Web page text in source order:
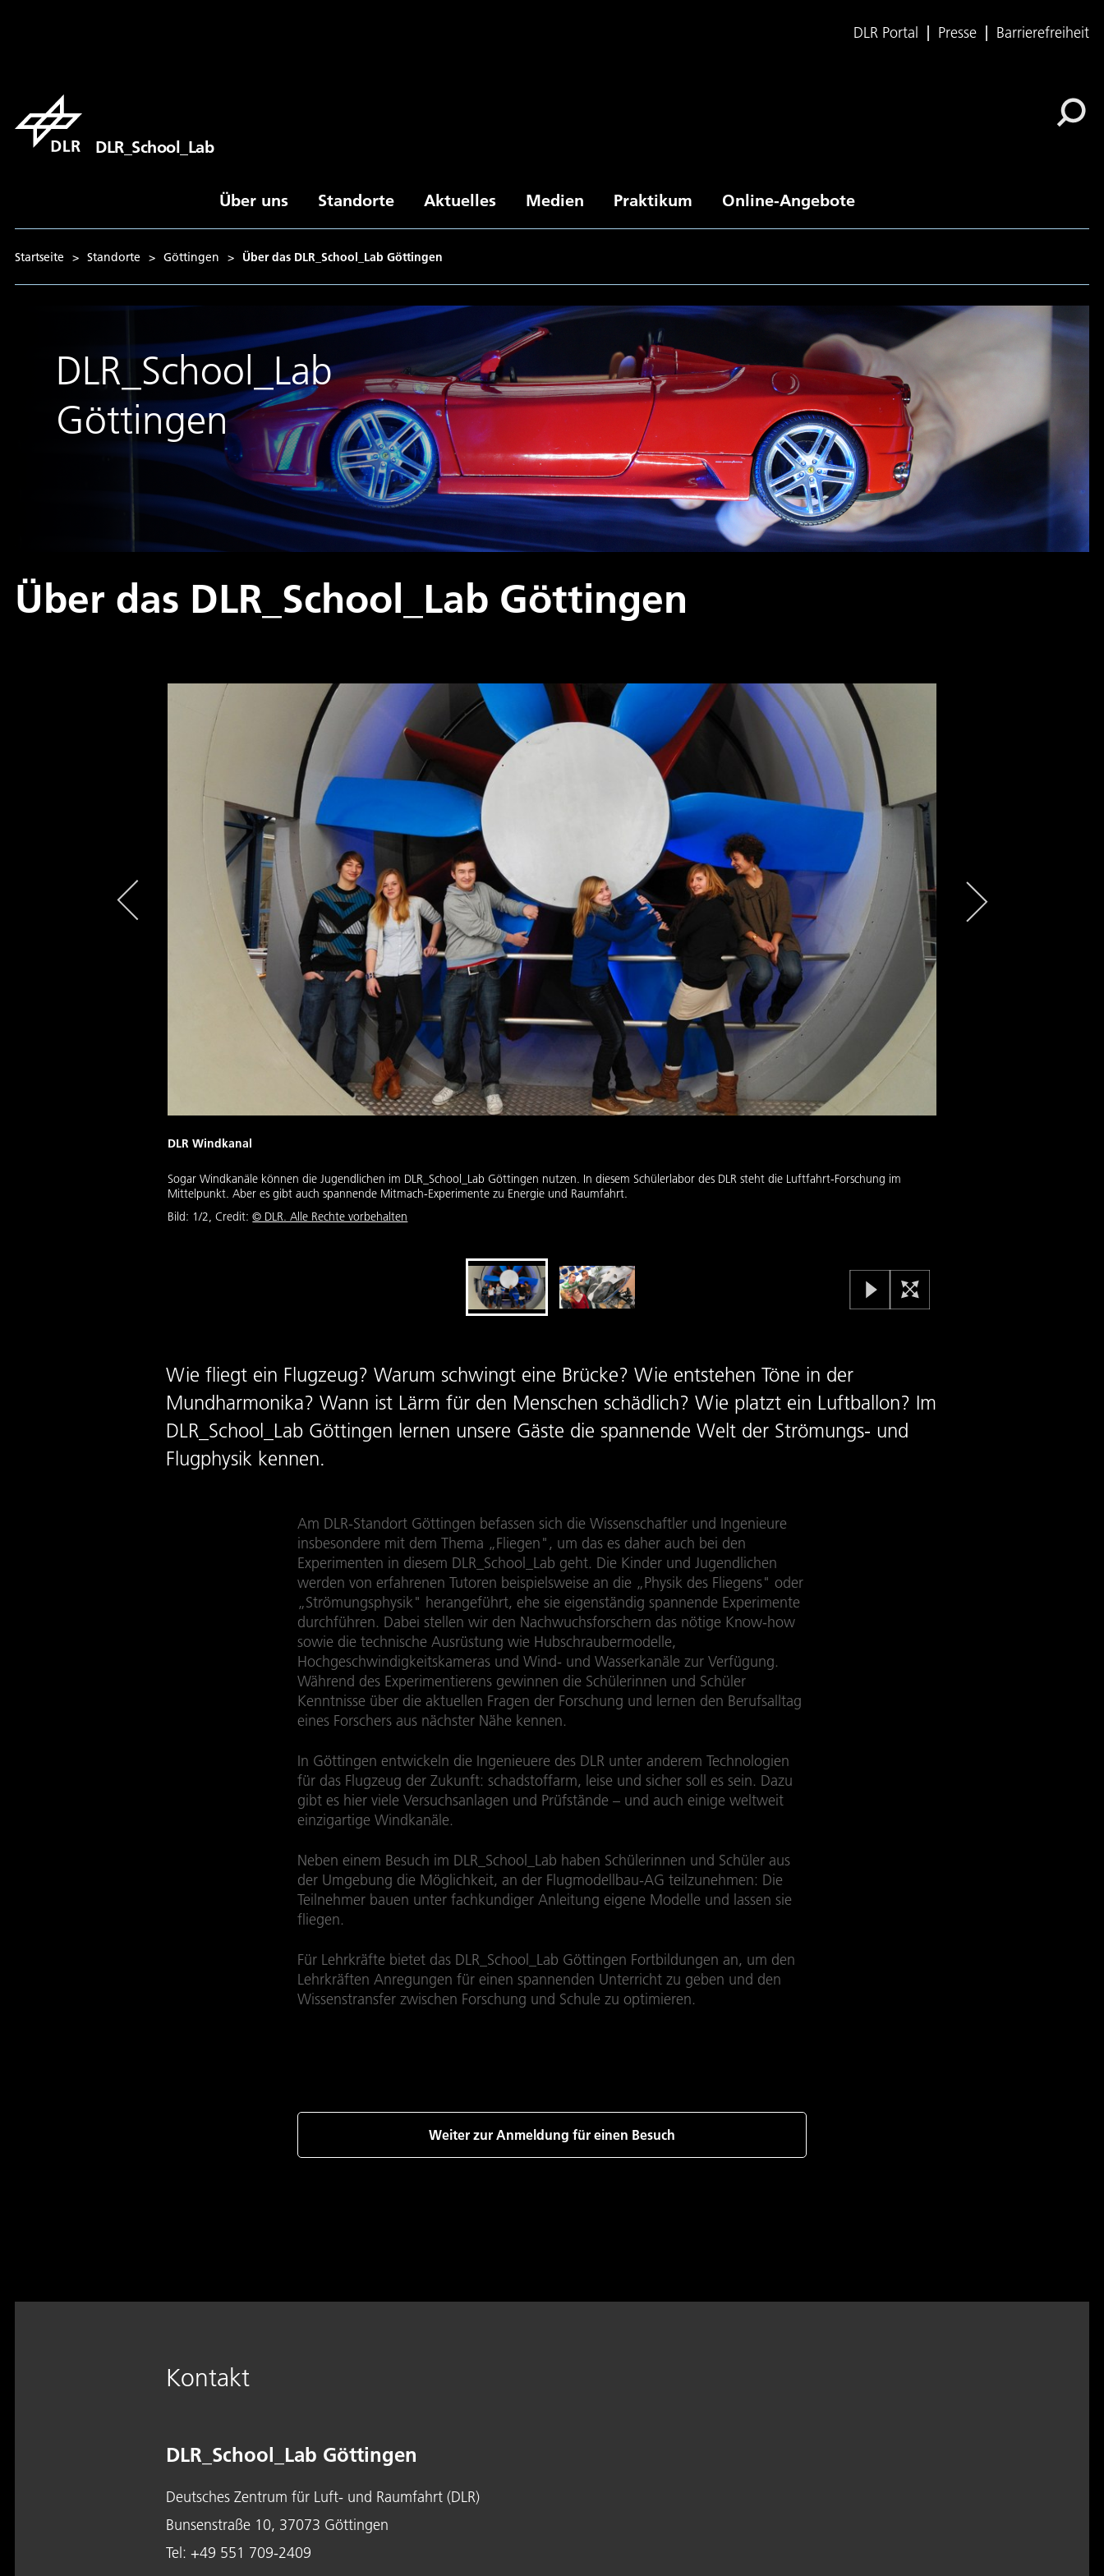
DLR Portal Presse Barrierefreiheit
DLR_School_Lab
Über uns Standorte Aktuelles Medien Praktikum Online-Angebote
Startseite > Standorte > Göttingen > Über das DLR_School_Lab Göttingen
DLR_School_Lab
Göttingen
Über das DLR_School_Lab Göttingen
DLR Windkanal
Sogar Windkanäle können die Jugendlichen im DLR_School_Lab Göttingen nutzen. In diesem Schülerlabor des DLR steht die Luftfahrt-Forschung im
Mittelpunkt. Aber es gibt auch spannende Mitmach-Experimente zu Energie und Raumfahrt.
Bild: 1/2, Credit:© DLR. Alle Rechte vorbehalten
Wie fliegt ein Flugzeug? Warum schwingt eine Brücke? Wie entstehen Töne in der
Mundharmonika? Wann ist Lärm für den Menschen schädlich? Wie platzt ein Luftballon? Im
DLR_School_Lab Göttingen lernen unsere Gäste die spannende Welt der Strömungs- und
Flugphysik kennen.
Am DLR-Standort Göttingen befassen sich die Wissenschaftler und Ingenieure
insbesondere mit dem Thema „Fliegen", um das es daher auch bei den
Experimenten in diesem DLR_School_Lab geht. Die Kinder und Jugendlichen
werden von erfahrenen Tutoren beispielsweise an die „Physik des Fliegens" oder
„Strömungsphysik" herangeführt, ehe sie eigenständig spannende Experimente
durchführen. Dabei stellen wir den Nachwuchsforschern das nötige Know-how
sowie die technische Ausrüstung wie Hubschraubermodelle,
Hochgeschwindigkeitskameras und Wind- und Wasserkanäle zur Verfügung.
Während des Experimentierens gewinnen die Schülerinnen und Schüler
Kenntnisse über die aktuellen Fragen der Forschung und lernen den Berufsalltag
eines Forschers aus nächster Nähe kennen.
In Göttingen entwickeln die Ingenieuere des DLR unter anderem Technologien
für das Flugzeug der Zukunft: schadstoffarm, leise und sicher soll es sein. Dazu
gibt es hier viele Versuchsanlagen und Prüfstände – und auch einige weltweit
einzigartige Windkanäle.
Neben einem Besuch im DLR_School_Lab haben Schülerinnen und Schüler aus
der Umgebung die Möglichkeit, an der Flugmodellbau-AG teilzunehmen: Die
Teilnehmer bauen unter fachkundiger Anleitung eigene Modelle und lassen sie
fliegen.
Für Lehrkräfte bietet das DLR_School_Lab Göttingen Fortbildungen an, um den
Lehrkräften Anregungen für einen spannenden Unterricht zu geben und den
Wissenstransfer zwischen Forschung und Schule zu optimieren.
Weiter zur Anmeldung für einen Besuch
Kontakt
DLR_School_Lab Göttingen
Deutsches Zentrum für Luft- und Raumfahrt (DLR)
Bunsenstraße 10, 37073 Göttingen
Tel: +49 551 709-2409